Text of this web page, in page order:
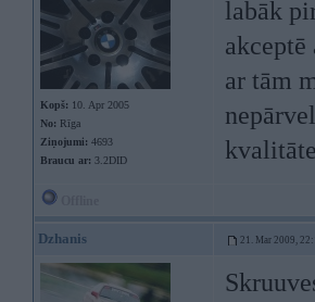
Kopš: 10. Apr 2005
No: Rīga
Ziņojumi: 4693
Braucu ar: 3.2DID
labāk
akceptē
ar tām
Dzhanis 21. Mar 2009,